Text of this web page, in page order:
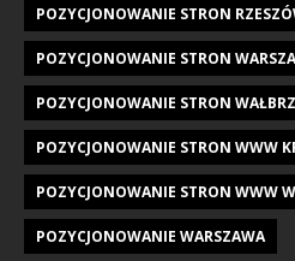
POZYCJONOWANIE STRON
POZYCJONOWANIE STRON
POZYCJONOWANIE STRON
POZYCJONOWANIE STRON WWW
POZYCJONOWANIE STRON WWW
POZYCJONOWANIE WARSZAWA